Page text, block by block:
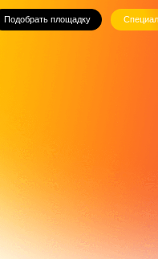
Специальные предложения